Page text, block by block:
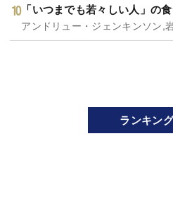
「いつまでも若々しい人」の
アンドリュー・ジェンキンソン,
ランキン